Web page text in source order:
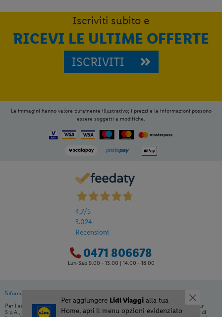
Iscriviti subito e
RICEVI LE ULTIME OFFERTE
ISCRIVITI
Le immagini hanno valore puramente illustrativo; i prezzi e le informazioni possono
essere soggetti a modifiche.
4,7/5
3.024
Recensioni
0471 806678
Lun-Sab 9.00 - 13.00 | 14.00 - 18.00
Informativa privacy
Per l’erogazione dei servizi di viaggio è responsabile /direzione tecnica Ignas Tour
S.p.A., Largo Cesare Battisti, 28 - 39044 Egna (BZ) - Italia, P.IVA: 01652670215. Lidl
Per aggiungere Lidl Viaggi alla tua
Home, apri il menu opzioni evidenziato